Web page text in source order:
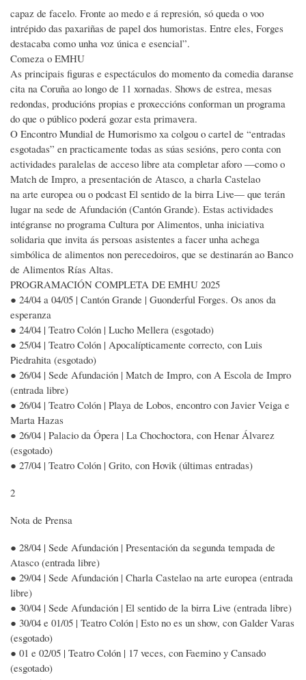
capaz de facelo. Fronte ao medo e á represión, só queda o voo
intrépido das paxariñas de papel dos humoristas. Entre eles, Forges
destacaba como unha voz única e esencial”.
Comeza o EMHU
As principais figuras e espectáculos do momento da comedia daranse
cita na Coruña ao longo de 11 xornadas. Shows de estrea, mesas
redondas, producións propias e proxeccións conforman un programa
do que o público poderá gozar esta primavera.
O Encontro Mundial de Humorismo xa colgou o cartel de “entradas
esgotadas” en practicamente todas as súas sesións, pero conta con
actividades paralelas de acceso libre ata completar aforo —como o
Match de Impro, a presentación de Atasco, a charla Castelao
na arte europea ou o podcast El sentido de la birra Live— que terán
lugar na sede de Afundación (Cantón Grande). Estas actividades
intégranse no programa Cultura por Alimentos, unha iniciativa
solidaria que invita ás persoas asistentes a facer unha achega
simbólica de alimentos non perecedoiros, que se destinarán ao Banco
de Alimentos Rías Altas.
PROGRAMACIÓN COMPLETA DE EMHU 2025
● 24/04 a 04/05 | Cantón Grande | Guonderful Forges. Os anos da
esperanza
● 24/04 | Teatro Colón | Lucho Mellera (esgotado)
● 25/04 | Teatro Colón | Apocalípticamente correcto, con Luis
Piedrahita (esgotado)
● 26/04 | Sede Afundación | Match de Impro, con A Escola de Impro
(entrada libre)
● 26/04 | Teatro Colón | Playa de Lobos, encontro con Javier Veiga e
Marta Hazas
● 26/04 | Palacio da Ópera | La Chochoctora, con Henar Álvarez
(esgotado)
● 27/04 | Teatro Colón | Grito, con Hovik (últimas entradas)
2
Nota de Prensa
● 28/04 | Sede Afundación | Presentación da segunda tempada de
Atasco (entrada libre)
● 29/04 | Sede Afundación | Charla Castelao na arte europea (entrada
libre)
● 30/04 | Sede Afundación | El sentido de la birra Live (entrada libre)
● 30/04 e 01/05 | Teatro Colón | Esto no es un show, con Galder Varas
(esgotado)
● 01 e 02/05 | Teatro Colón | 17 veces, con Faemino y Cansado
(esgotado)